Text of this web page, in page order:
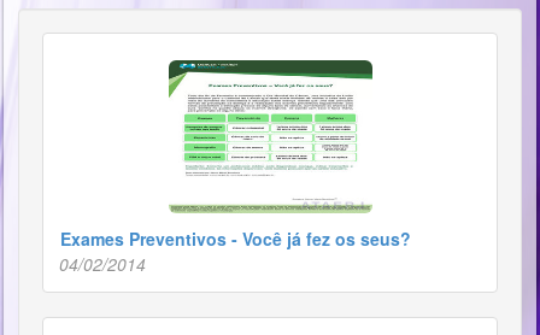
Exames Preventivos - Você já fez os seus?
04/02/2014